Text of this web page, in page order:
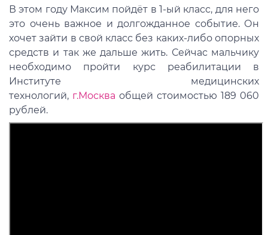
В этом году Максим пойдёт в 1-ый класс, для него
это очень важное и долгожданное событие. Он
хочет зайти в свой класс без каких-либо опорных
средств и так же дальше жить. Сейчас мальчику
необходимо пройти курс реабилитации в
Институте медицинских
технологий, г.Москва общей стоимостью 189 060
рублей.